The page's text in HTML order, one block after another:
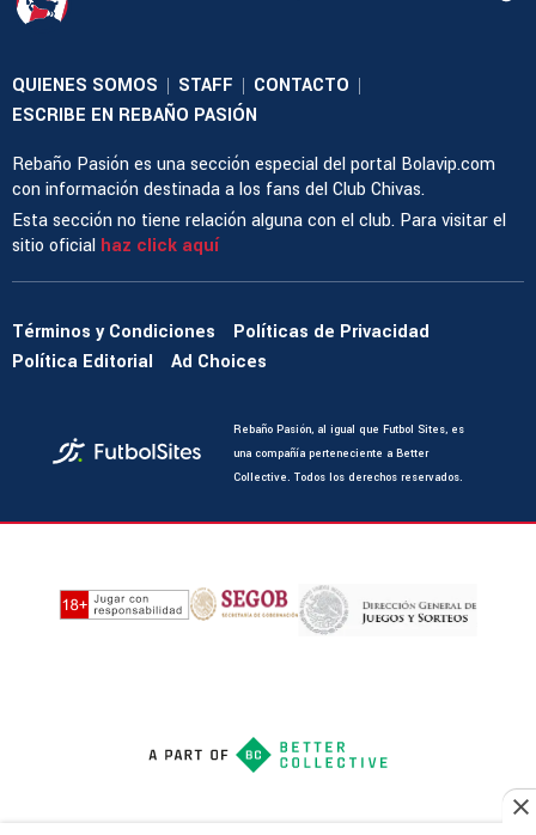
QUIENES SOMOS | STAFF | CONTACTO |
ESCRIBE EN REBAÑO PASIÓN
Rebaño Pasión es una sección especial del portal Bolavip.com
con información destinada a los fans del Club Chivas.
Esta sección no tiene relación alguna con el club. Para visitar el
sitio oficial haz click aquí
Términos y Condiciones
Políticas de Privacidad
Política Editorial
Ad Choices
Rebaño Pasión, al igual que Futbol Sites, es
una compañía perteneciente a Better
Collective. Todos los derechos reservados.